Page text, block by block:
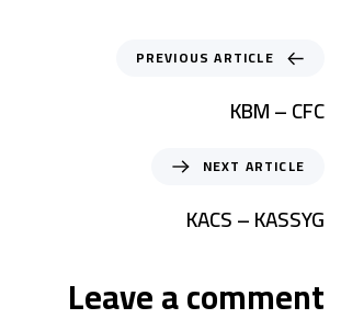
PREVIOUS ARTICLE
KBM – CFC
NEXT ARTICLE
KACS – KASSYG
Leave a comment